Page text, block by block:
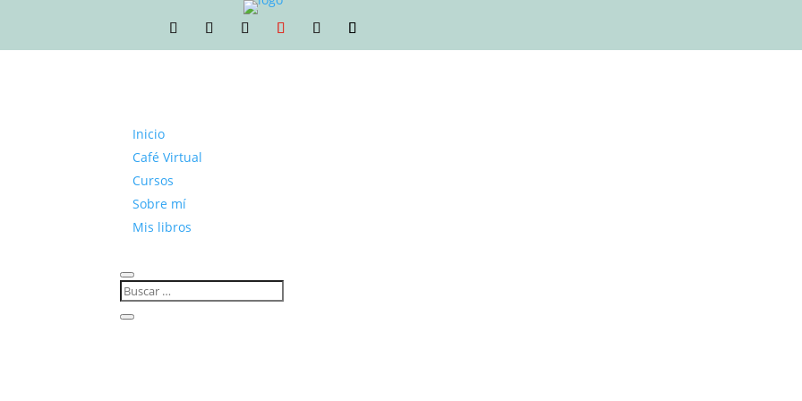
Inicio
Café Virtual
Cursos
Sobre mí
Mis libros